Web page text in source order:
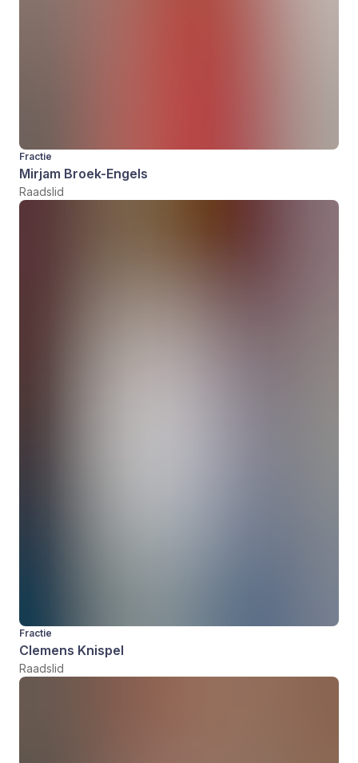
Fractie
Mirjam Broek-Engels
Raadslid
Fractie
Clemens Knispel
Raadslid